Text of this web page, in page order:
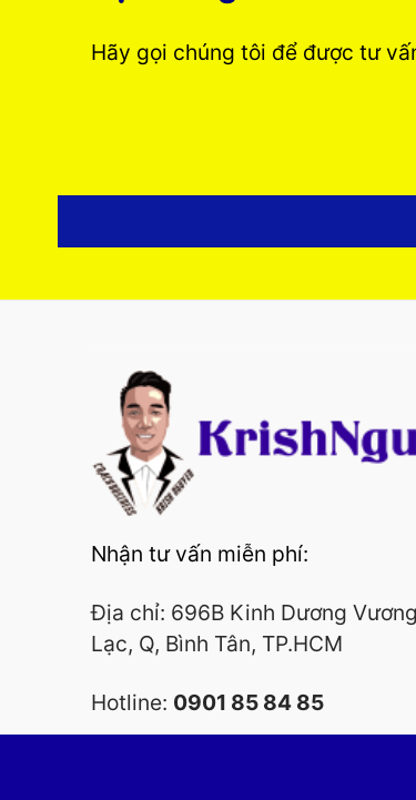
Hãy gọi chúng tôi để được tư
Nhận tư vấn miễn phí:
Địa chỉ: 696B Kinh Dương
Lạc, Q, Bình Tân, TP.HCM
Hotline: 0901 85 84 85